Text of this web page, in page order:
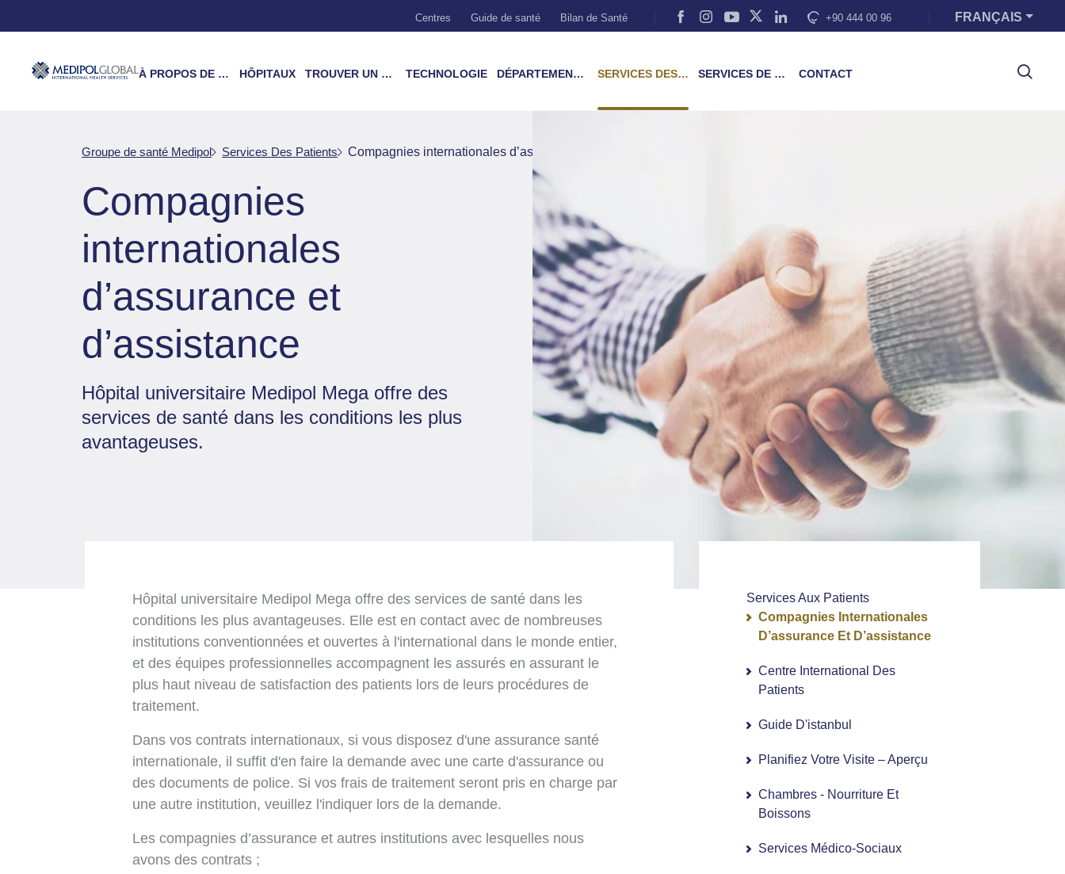
Centres Guide de santé Bilan de Santé +90 444 00 96 FRANÇAIS
À PROPOS DE NOUS HÔPITAUX TROUVER UN MÉDECIN TECHNOLOGIE DÉPARTEMENTS & TRAITEMENTS SERVICES DES PATIENTS SERVICES DE FORMATION CONTACT
Groupe de santé Medipol Services Des Patients Compagnies internationales d’assurance et d’assistance
Compagnies
internationales
d’assurance et
d’assistance
Hôpital universitaire Medipol Mega offre des
services de santé dans les conditions les plus
avantageuses.
Hôpital universitaire Medipol Mega offre des services de santé dans les
conditions les plus avantageuses. Elle est en contact avec de nombreuses
institutions conventionnées et ouvertes à l'international dans le monde entier,
et des équipes professionnelles accompagnent les assurés en assurant le
plus haut niveau de satisfaction des patients lors de leurs procédures de
traitement.
Dans vos contrats internationaux, si vous disposez d'une assurance santé
internationale, il suffit d'en faire la demande avec une carte d'assurance ou
des documents de police. Si vos frais de traitement seront pris en charge par
une autre institution, veuillez l'indiquer lors de la demande.
Les compagnies d’assurance et autres institutions avec lesquelles nous
avons des contrats ;
Services Aux Patients
Compagnies Internationales
D’assurance Et D’assistance
Centre International Des
Patients
Guide D'istanbul
Planifiez Votre Visite – Aperçu
Chambres - Nourriture Et
Boissons
Services Médico-Sociaux